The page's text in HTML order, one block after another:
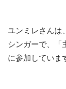
ユンミレさんは
シンガーで、「
に参加していま